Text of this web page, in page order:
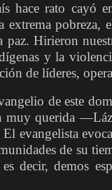
hace rato cayó
extrema pobreza,
paz. Hirieron
y la
de líderes,
de este
muy querida
evangelista
de su
decir, demos